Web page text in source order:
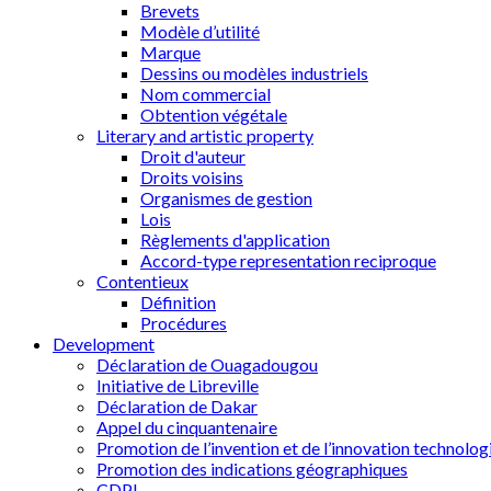
Brevets
Modèle d’utilité
Marque
Dessins ou modèles industriels
Nom commercial
Obtention végétale
Literary and artistic property
Droit d'auteur
Droits voisins
Organismes de gestion
Lois
Règlements d'application
Accord-type representation reciproque
Contentieux
Définition
Procédures
Development
Déclaration de Ouagadougou
Initiative de Libreville
Déclaration de Dakar
Appel du cinquantenaire
Promotion de l’invention et de l’innovation
Promotion des indications géographiques